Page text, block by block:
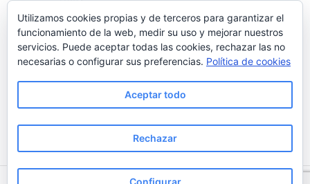
+34 91 616 1705
+34 91 616 4586
Email:
rfa@rfacontrols.com
Utilizamos cookies propias y de terceros para garantizar el
funcionamiento de la web, medir su uso y mejorar nuestros
servicios. Puede aceptar todas las cookies, rechazar las no
necesarias o configurar sus preferencias. Política de cookies
Aceptar todo
Rechazar
Configurar